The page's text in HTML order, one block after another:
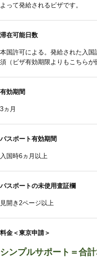
よって発給されるビザです。
滞在可能日数
本国許可による。発給された入
須（ビザ有効期限よりもこちらが
有効期間
3ヵ月
パスポート有効期間
入国時6ヵ月以上
パスポートの未使用査証欄
見開き2ページ以上
料金＜東京申請＞
シンプルサポート＝合